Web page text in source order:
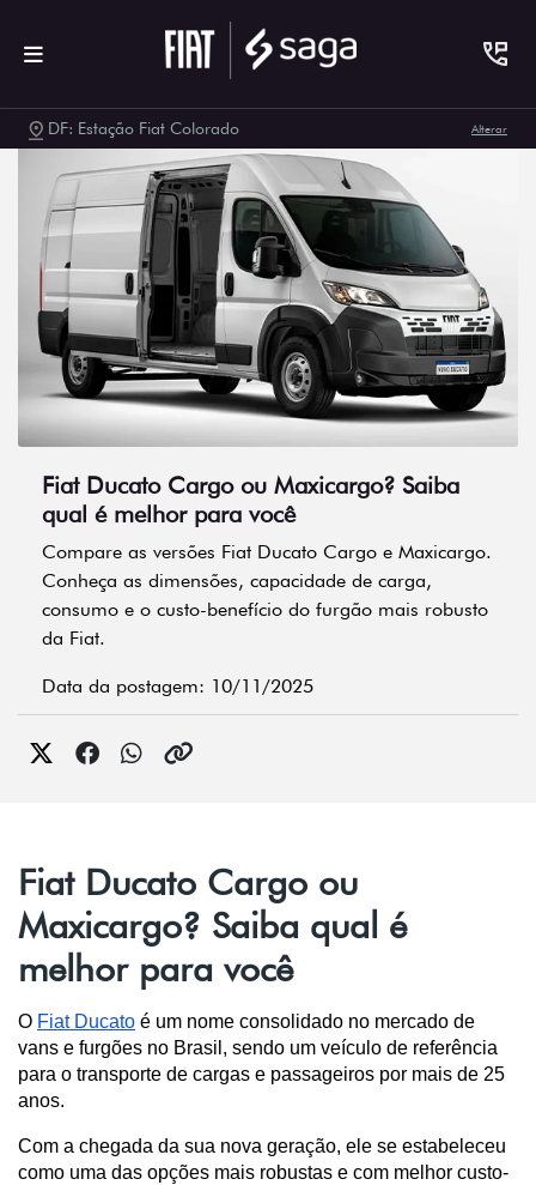
DF: Estação Fiat Colorado Alterar
Fiat Ducato Cargo ou Maxicargo? Saiba
qual é melhor para você
Compare as versões Fiat Ducato Cargo e Maxicargo.
Conheça as dimensões, capacidade de carga,
consumo e o custo-benefício do furgão mais robusto
da Fiat.
Data da postagem: 10/11/2025
Fiat Ducato Cargo ou
Maxicargo? Saiba qual é
melhor para você
O Fiat Ducato é um nome consolidado no mercado de
vans e furgões no Brasil, sendo um veículo de referência
para o transporte de cargas e passageiros por mais de 25
anos.
Com a chegada da sua nova geração, ele se estabeleceu
como uma das opções mais robustas e com melhor custo-